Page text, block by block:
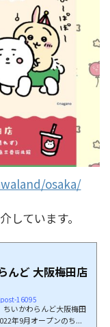
osaka/
しています。
んど 大阪梅田店
16095
いかわらんど大阪梅田
年9月オープンのち...